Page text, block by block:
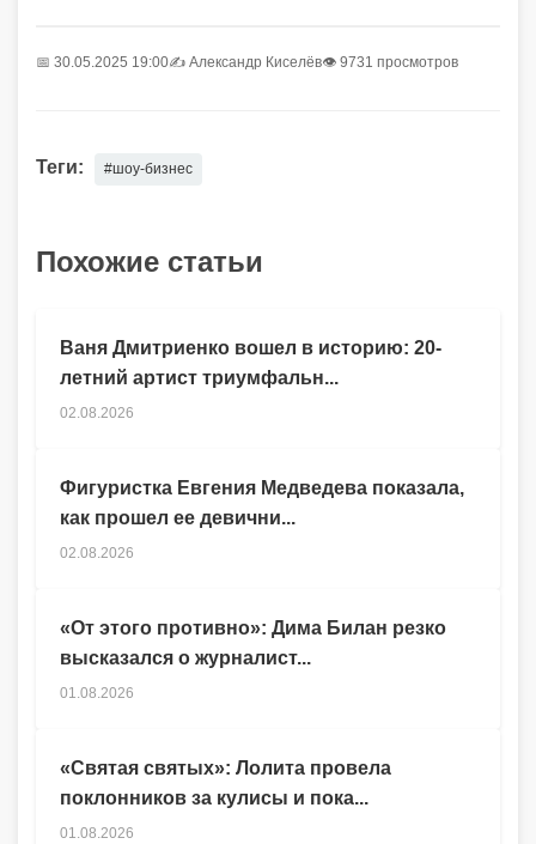
📅 30.05.2025 19:00✍️ Александр Киселёв👁 9731 просмотров
Теги: #шоу-бизнес
Похожие статьи
Ваня Дмитриенко вошел в историю: 20-
летний артист триумфальн...
02.08.2026
Фигуристка Евгения Медведева показала,
как прошел ее девични...
02.08.2026
«От этого противно»: Дима Билан резко
высказался о журналист...
01.08.2026
«Святая святых»: Лолита провела
поклонников за кулисы и пока...
01.08.2026